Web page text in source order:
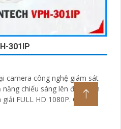
301IP
camera công nghệ giám sát
chiếu sáng lên đến 30m
HD 1080P. Camera